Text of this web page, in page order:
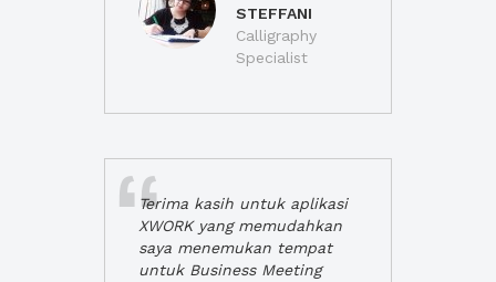
STEFFANI
Calligraphy
Specialist
Terima kasih untuk aplikasi
XWORK yang memudahkan
saya menemukan tempat
untuk Business Meeting